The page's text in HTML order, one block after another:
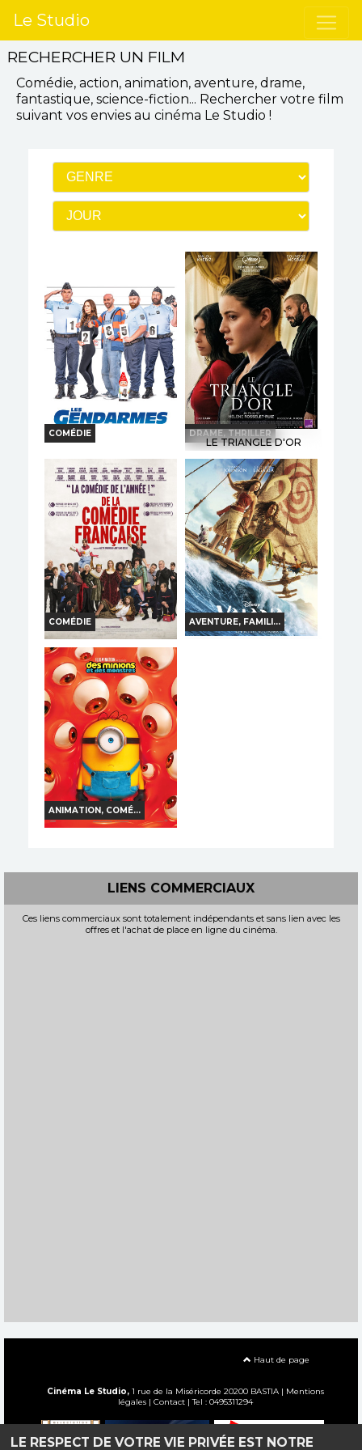
LE RESPECT DE VOTRE VIE PRIVÉE EST NOTRE
Le Studio
RECHERCHER UN FILM
Comédie, action, animation, aventure, drame,
fantastique, science-fiction... Rechercher votre film
suivant vos envies au cinéma Le Studio !
COMÉDIE
LES GENDARMES
Horaires et Infos
Bande-annonce
Réservation
TOUT PUBLIC VF
DRAME, THRILLER
LE TRIANGLE D'OR
Horaires et Infos
Bande-annonce
Réservation
TOUT PUBLIC VF
COMÉDIE
DE LA COMÉDIE-
FRANÇAISE
Horaires et Infos
Bande-annonce
Réservation
TOUT PUBLIC
AVENTURE, FAMILI...
ANIMATION, COMÉ...
Horaires et Infos
Bande-annonce
LIENS COMMERCIAUX
Ces liens commerciaux sont totalement indépendants et sans lien avec les
offres et l'achat de place en ligne du cinéma.
Haut de page
Cinéma Le Studio,1 rue de la Miséricorde 20200 BASTIA | Mentions
légales| Contact| Tel : 0495311294